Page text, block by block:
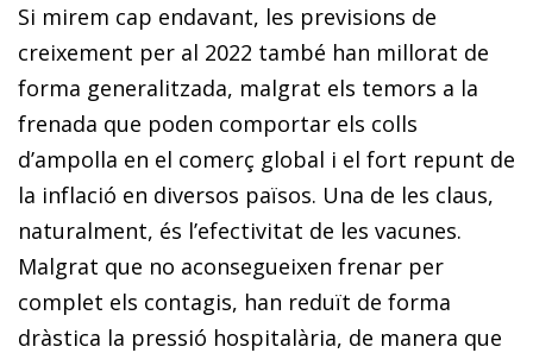
Si mirem cap endavant, les previsions de
creixement per al 2022 també han millorat de
forma generalitzada, malgrat els temors a la
frenada que poden comportar els colls
d’ampolla en el comerç global i el fort repunt de
la inflació en di­­versos països. Una de les claus,
naturalment, és l’efec­­tivitat de les vacunes.
Malgrat que no aconsegueixen frenar per
complet els contagis, han reduït de forma
dràstica la pressió hospitalària, de manera que